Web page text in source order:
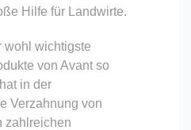
Hilfe für Landwirte.
wohl wichtigste
von Avant so
in der
Verzahnung von
zahlreichen